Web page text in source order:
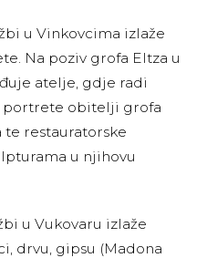
u Vinkovcima izlaže
Na poziv grofa Eltza u
atelje, gdje radi
portrete obitelji grofa
te restauratorske
u njihovu
u Vukovaru izlaže
drvu, gipsu (Madona